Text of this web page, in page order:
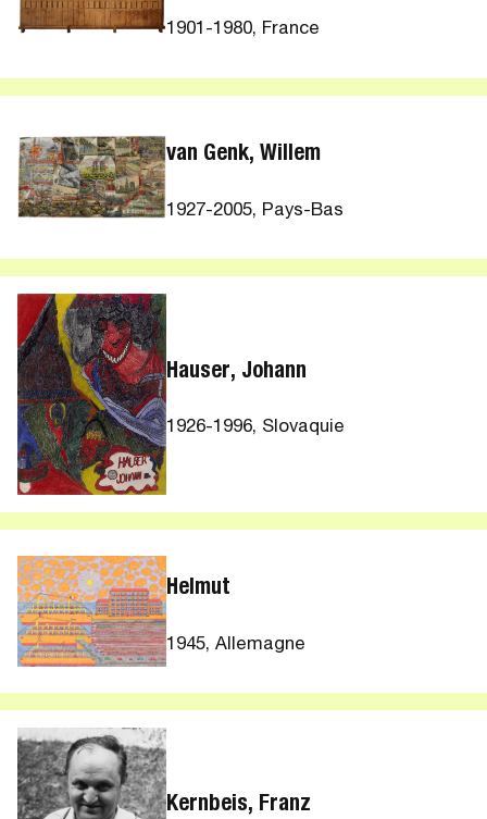
1901-1980, France
van Genk, Willem
1927-2005, Pays-Bas
Hauser, Johann
1926-1996, Slovaquie
Helmut
1945, Allemagne
Kernbeis, Franz